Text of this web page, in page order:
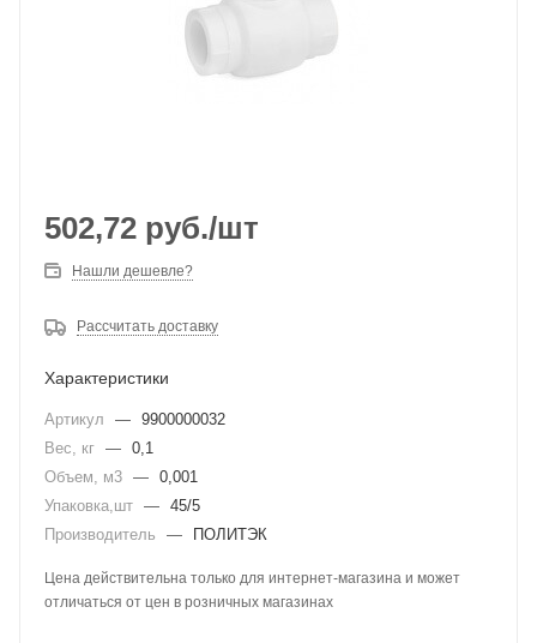
502,72 руб./шт
Нашли дешевле?
Рассчитать доставку
Характеристики
Артикул — 9900000032
Вес, кг — 0,1
Объем, м3 — 0,001
Упаковка,шт — 45/5
Производитель
— ПОЛИТЭК
Цена действительна только для интернет-магазина и может
отличаться от цен в розничных магазинах